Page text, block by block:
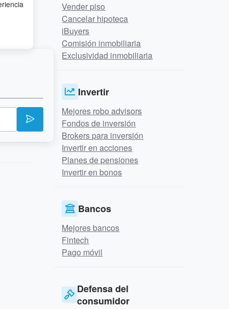
Vender piso
Cancelar hipoteca
iBuyers
Comisión inmobiliaria
Exclusividad inmobiliaria
Invertir
Mejores robo advisors
Fondos de inversión
Brokers para inversión
Invertir en acciones
Planes de pensiones
Invertir en bonos
Bancos
Mejores bancos
Fintech
Pago móvil
Defensa del
consumidor